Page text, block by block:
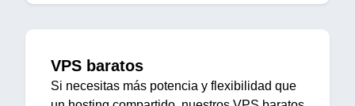
VPS baratos
Si necesitas más potencia y flexibilidad que